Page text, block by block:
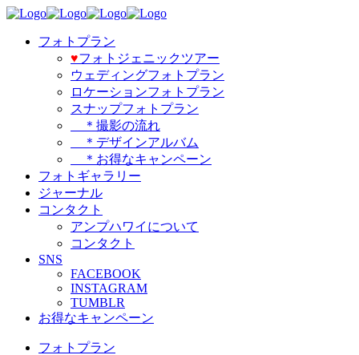
フォトプラン
♥️フォトジェニックツアー
ウェディングフォトプラン
ロケーションフォトプラン
スナップフォトプラン
＊撮影の流れ
＊デザインアルバム
＊お得なキャンペーン
フォトギャラリー
ジャーナル
コンタクト
アンプハワイについて
コンタクト
SNS
FACEBOOK
INSTAGRAM
TUMBLR
お得なキャンペーン
フォトプラン